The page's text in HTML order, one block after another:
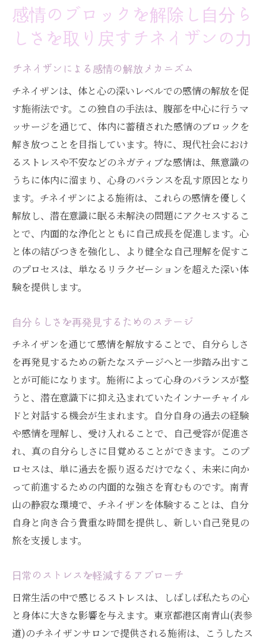
感情のブロックを解除し自分ら
しさを取り戻すチネイザンの力
チネイザンによる感情の解放メカニズム
チネイザンは、体と心の深いレベルでの感情の解放を促
す施術法です。この独自の手法は、腹部を中心に行うマ
ッサージを通じて、体内に蓄積された感情のブロックを
解き放つことを目指しています。特に、現代社会におけ
るストレスや不安などのネガティブな感情は、無意識の
うちに体内に溜まり、心身のバランスを乱す原因となり
ます。チネイザンによる施術は、これらの感情を優しく
解放し、潜在意識に眠る未解決の問題にアクセスするこ
とで、内面的な浄化とともに自己成長を促進します。心
と体の結びつきを強化し、より健全な自己理解を促すこ
のプロセスは、単なるリラクゼーションを超えた深い体
験を提供します。
自分らしさを再発見するためのステージ
チネイザンを通じて感情を解放することで、自分らしさ
を再発見するための新たなステージへと一歩踏み出すこ
とが可能になります。施術によって心身のバランスが整
うと、潜在意識下に抑え込まれていたインナーチャイル
ドと対話する機会が生まれます。自分自身の過去の経験
や感情を理解し、受け入れることで、自己受容が促進さ
れ、真の自分らしさに目覚めることができます。このプ
ロセスは、単に過去を振り返るだけでなく、未来に向か
って前進するための内面的な強さを育むものです。南青
山の静寂な環境で、チネイザンを体験することは、自分
自身と向き合う貴重な時間を提供し、新しい自己発見の
旅を支援します。
日常のストレスを軽減するアプローチ
日常生活の中で感じるストレスは、しばしば私たちの心
と身体に大きな影響を与えます。東京都港区南青山(表参
道)のチネイザンサロンで提供される施術は、こうしたス